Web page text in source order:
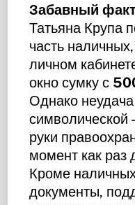
Забавный
Татьяна Крупа
часть
личном
окно сумку с
Однако
символической
руки
момент как раз
Кроме
документы,